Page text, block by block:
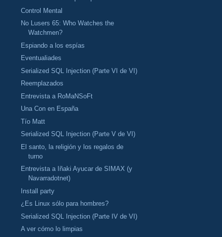
Control Mental
No Lusers 65: Who Watches the
Watchmen?
Espiando a los espías
Eventualiades
Serialized SQL Injection (Parte VI de VI)
Reemplazados
Entrevista a RoMaNSoFt
Una Con en España
Tío Matt
Serialized SQL Injection (Parte V de VI)
El santo, la religión y los regalos de
turno
Entrevista a Iñaki Ayucar de SIMAX (y
Navarradotnet)
Install party
¿Es Linux sólo para hombres?
Serialized SQL Injection (Parte IV de VI)
A ver cómo lo limpias